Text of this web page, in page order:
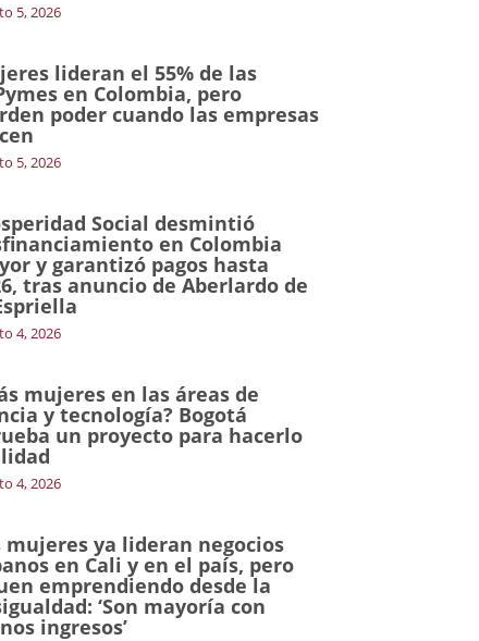
5, 2026
lideran el 55% de las
en Colombia, pero
poder cuando las empresas
5, 2026
Social desmintió
en Colombia
y garantizó pagos hasta
tras anuncio de Aberlardo de
4, 2026
mujeres en las áreas de
y tecnología? Bogotá
un proyecto para hacerlo
4, 2026
mujeres ya lideran negocios
en Cali y en el país, pero
emprendiendo desde la
‘Son mayoría con
ingresos’